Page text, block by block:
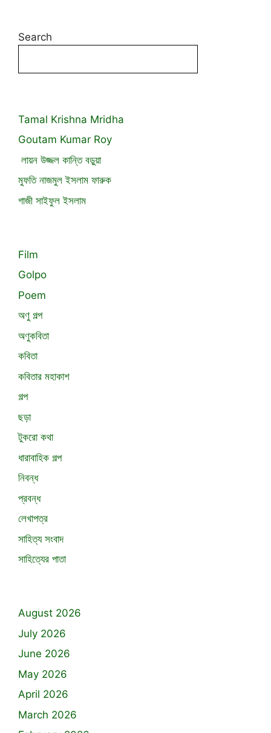
Search
Tamal Krishna Mridha
Goutam Kumar Roy
লায়ন উজ্জল কান্তি বড়ুয়া
মুফতি নাজমুল ইসলাম ফারুক
গাজী সাইফুল ইসলাম
Film
Golpo
Poem
অণু গল্প
অণুকবিতা
কবিতা
কবিতার মহাকাশ
গল্প
ছড়া
টুকরো কথা
ধারাবাহিক গল্প
নিবন্ধ
প্রবন্ধ
লেখাপত্র
সাহিত্য সংবাদ
সাহিত্যের পাতা
August 2026
July 2026
June 2026
May 2026
April 2026
March 2026